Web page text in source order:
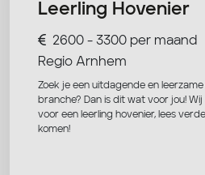
Leerling Hovenier
2600 - 3300 per maand
Regio Arnhem
Zoek je een uitdagende en
branche? Dan is dit wat voor jou!
voor een leerling hovenier, lees
komen!